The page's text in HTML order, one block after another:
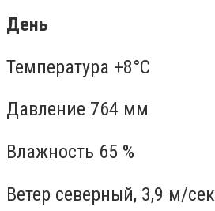
День
Температура +8°C
Давление 764 мм
Влажность 65 %
Ветер северный, 3,9 м/сек